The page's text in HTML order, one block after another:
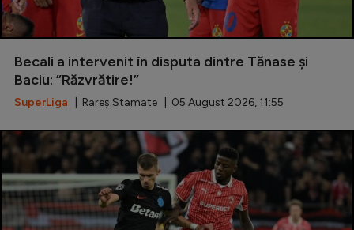
Premier League
LaLiga
Serie A
Campionate
Starurile fotbalului
EURO 2024
Becali a intervenit în disputa dintre Tănase și
Baciu: ”Răzvrătire!”
SuperLiga | Rareș Stamate | 05 August 2026, 11:55